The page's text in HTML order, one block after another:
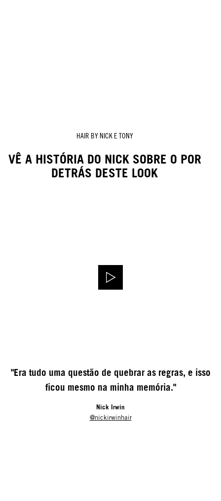
HAIR BY NICK E TONY
VÊ A HISTÓRIA DO NICK SOBRE O POR
DETRÁS DESTE LOOK
"Era tudo uma questão de quebrar as regras, e isso
ficou mesmo na minha memória."
Nick Irwin
@nickirwinhair